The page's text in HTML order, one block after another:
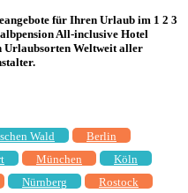
für Ihren Urlaub im 1 2 3
All-inclusive Hotel
Urlaubsorten Weltweit aller
Wald
Berlin
München
Köln
Nürnberg
Rostock